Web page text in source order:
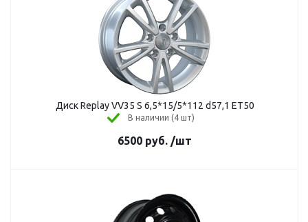
Диск Replay VV35 S 6,5*15/5*112 d57,1 ЕТ50
В наличии (4 шт)
6500 руб. /шт